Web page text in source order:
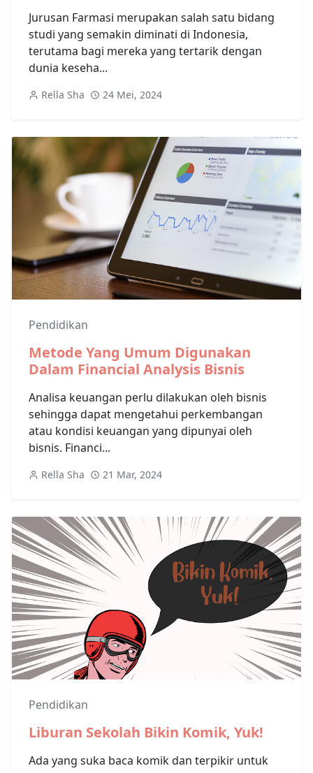
Jurusan Farmasi merupakan salah satu bidang
studi yang semakin diminati di Indonesia,
terutama bagi mereka yang tertarik dengan
dunia keseha...
Rella Sha 24 Mei, 2024
Pendidikan
Metode Yang Umum Digunakan
Dalam Financial Analysis Bisnis
Analisa keuangan perlu dilakukan oleh bisnis
sehingga dapat mengetahui perkembangan
atau kondisi keuangan yang dipunyai oleh
bisnis. Financi...
Rella Sha 21 Mar, 2024
Pendidikan
Liburan Sekolah Bikin Komik, Yuk!
Ada yang suka baca komik dan terpikir untuk